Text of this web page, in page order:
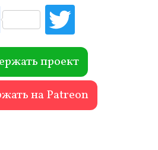
Fac
ebo
ok r
проект
на Patreon